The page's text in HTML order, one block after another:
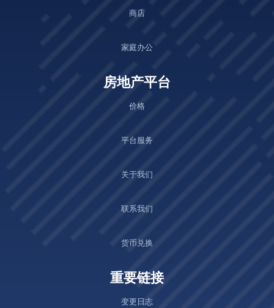
商店
家庭办公
房地产平台
价格
平台服务
关于我们
联系我们
货币兑换
重要链接
变更日志